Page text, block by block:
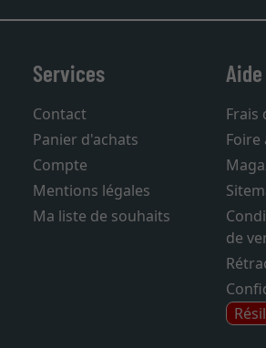
Services
Contact
Panier d'achats
Compte
Mentions légales
Aide
Frais
Foire
de